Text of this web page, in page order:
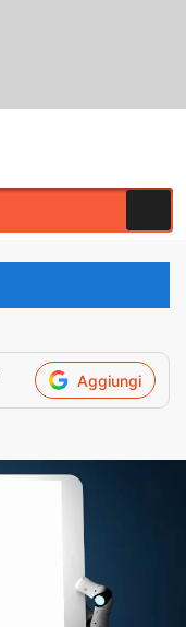
Aggiungi